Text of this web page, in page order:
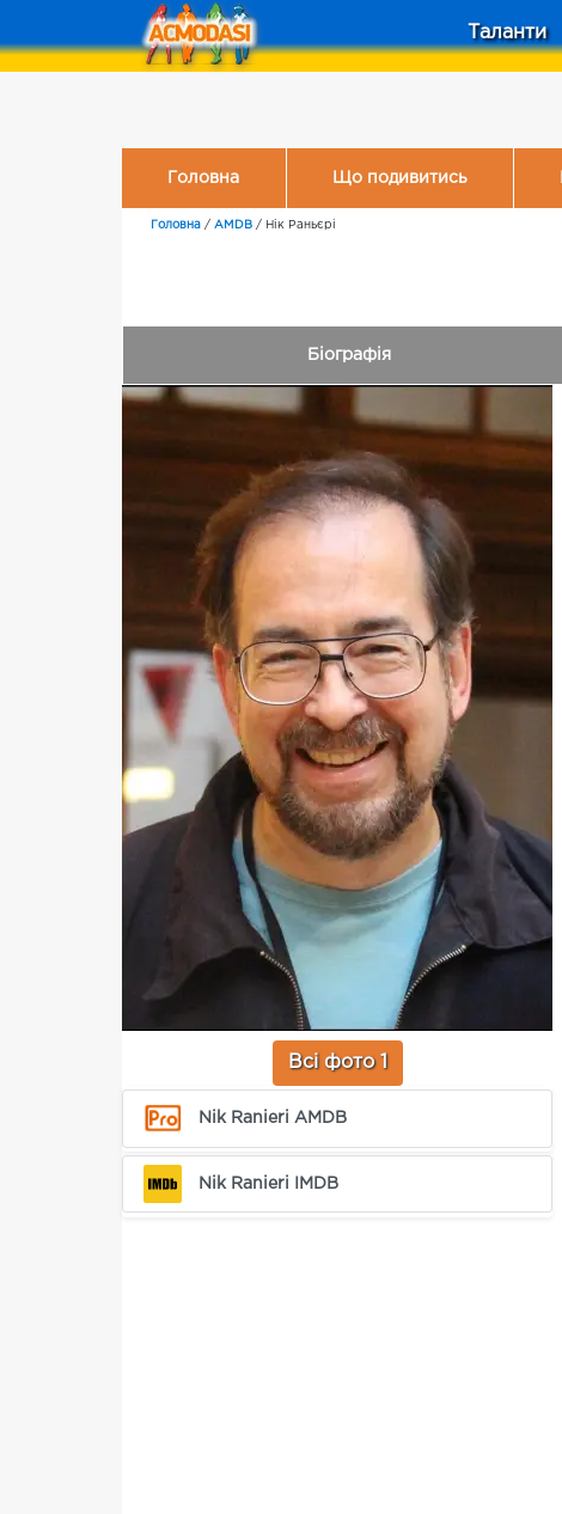
Таланти
Головна Що подивитись
Головна / AMDB / Нік Раньєрі
Біографія
Всі фото 1
Nik Ranieri AMDB
Nik Ranieri IMDB